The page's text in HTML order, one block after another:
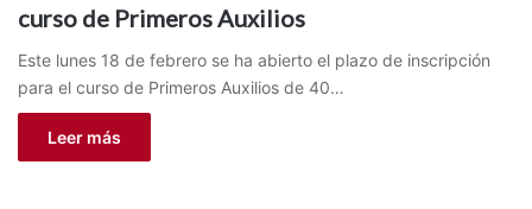
curso de Primeros Auxilios
Este lunes 18 de febrero se ha abierto el plazo de inscripción
para el curso de Primeros Auxilios de 40…
Leer más